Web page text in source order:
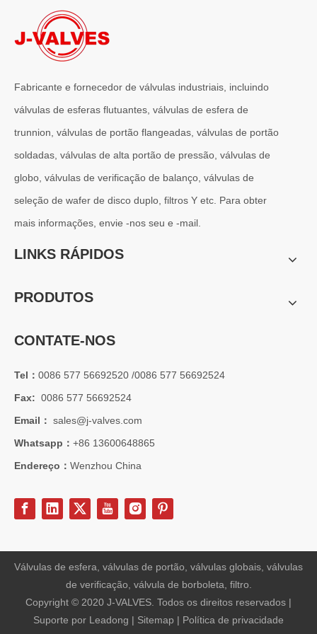
2026-07-01
Os sistemas de engenharia naval operam em alguns dos
J-VALVES fabricante de válvula borboleta wafer lug, válvula
Fabricante e fornecedor de válvulas industriais, incluindo
válvulas de esferas flutuantes, válvulas de esfera de
trunnion, válvulas de portão flangeadas, válvulas de portão
soldadas, válvulas de alta portão de pressão, válvulas de
globo, válvulas de verificação de balanço, válvulas de
seleção de wafer de disco duplo, filtros Y etc. Para obter
mais informações, envie -nos seu e -mail.
LINKS RÁPIDOS
PRODUTOS
CONTATE-NOS
Tel： 0086 577 56692520 /0086 577 56692524
Fax: 0086 577 56692524
Email： sales@j-valves.com
Whatsapp： +86 13600648865
Endereço： Wenzhou China
Válvulas de esfera, válvulas de portão, válvulas globais, válvulas
de verificação, válvula de borboleta, filtro.
Copyright © 2020 J-VALVES. Todos os direitos reservados |
Suporte por Leadong | Sitemap | Política de privacidade